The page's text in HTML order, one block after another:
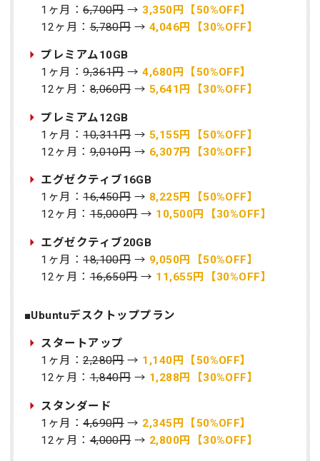
1ヶ月：6,700円→ 3,350円【50%OFF】
12ヶ月：5,780円→ 4,046円【30%OFF】
プレミアム10GB
1ヶ月：9,361円→4,680円【50%OFF】
12ヶ月：8,060円→ 5,641円【30%OFF】
プレミアム12GB
1ヶ月：10,311円→ 5,155円【50%OFF】
12ヶ月：9,010円→ 6,307円【30%OFF】
エグゼクティブ16GB
1ヶ月：16,450円→ 8,225円【50%OFF】
12ヶ月：15,000円→ 10,500円【30%OFF】
エグゼクティブ20GB
1ヶ月：18,100円→ 9,050円【50%OFF】
12ヶ月：16,650円→ 11,655円【30%OFF】
■Ubuntuデスクトッププラン
スタートアップ
1ヶ月：2,280円→ 1,140円【50%OFF】
12ヶ月：1,840円→ 1,288円【30%OFF】
スタンダード
1ヶ月：4,690円→ 2,345円【50%OFF】
12ヶ月：4,000円→ 2,800円【30%OFF】